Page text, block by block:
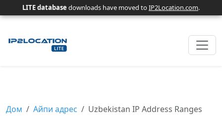
LITE database downloads have moved toIP2Location.com.
Дом Айпи адрес Uzbekistan IP Address Ranges